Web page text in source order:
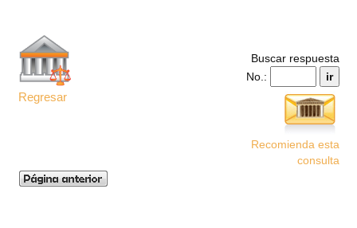
Regresar
Buscar respuesta
No.:
Recomienda esta
consulta